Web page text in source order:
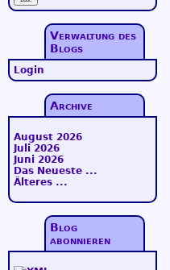
Verwaltung des
Blogs
Login
Archive
August 2026
Juli 2026
Juni 2026
Das Neueste ...
Älteres ...
Blog
abonnieren